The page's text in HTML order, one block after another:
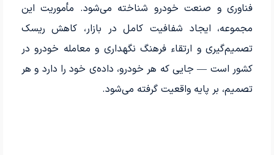
فناوری و صنعت خودرو شناخته می‌شود. مأموریت این
مجموعه، ایجاد شفافیت کامل در بازار، کاهش ریسک
تصمیم‌گیری و ارتقاء فرهنگ نگهداری و معامله خودرو در
کشور است — جایی که هر خودرو، داده‌ی خود را دارد و هر
تصمیم، بر پایه واقعیت گرفته می‌شود.